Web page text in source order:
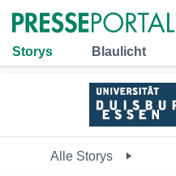
Storys Blaulicht
Alle Storys